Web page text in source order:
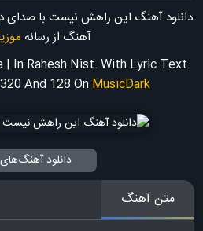
دانلود آهنگ این راهش نیست با صدای
آهنگ از رسانه
| In Rahesh Nist. With Lyric Text
And 128 On MusicDark
دانلود آهنگ‌های
متن آهنگ